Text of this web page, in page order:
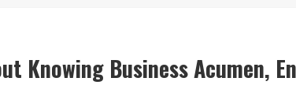
Knowing Business Acumen,